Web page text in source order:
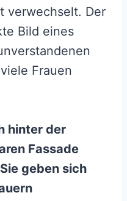
verwechselt. Der
Bild eines
Frauen
hinter der
Fassade
geben sich